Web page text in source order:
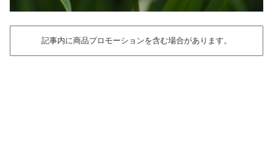
記事内に商品プロモーションを含む場合があります。